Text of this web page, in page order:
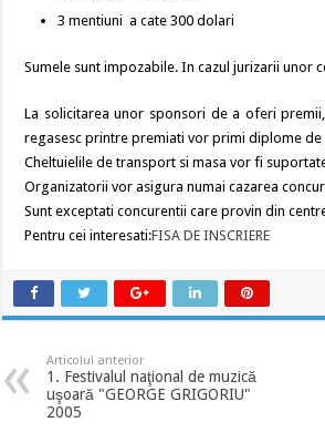
3 mentiuni a cate 300 dolari
Sumele sunt impozabile. In cazul jurizarii unor
La solicitarea unor sponsori de a oferi
regasesc printre premiati vor primi diplome
Cheltuielile de transport si masa vor fi
Organizatorii vor asigura numai cazarea
Sunt exceptati concurentii care provin din
Pentru cei interesati:FISA DE INSCRIERE
Articolul anterior
1. Festivalul naţional de muzică
uşoară "GEORGE GRIGORIU"
2005